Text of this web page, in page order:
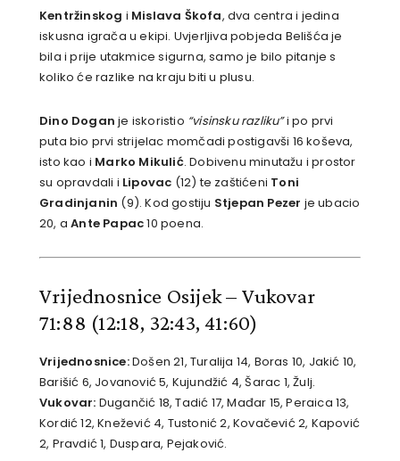
Kentržinskog i Mislava Škofa, dva centra i jedina
iskusna igrača u ekipi. Uvjerljiva pobjeda Belišća je
bila i prije utakmice sigurna, samo je bilo pitanje s
koliko će razlike na kraju biti u plusu.
Dino Dogan je iskoristio “visinsku razliku”i po prvi
puta bio prvi strijelac momčadi postigavši 16 koševa,
isto kao i Marko Mikulić. Dobivenu minutažu i prostor
su opravdali i Lipovac (12) te zaštićeni Toni
Gradinjanin (9). Kod gostiju Stjepan Pezer je ubacio
20, aAnte Papac10 poena.
Vrijednosnice Osijek – Vukovar
71:88 (12:18, 32:43, 41:60)
Vrijednosnice:Došen 21, Turalija 14, Boras 10, Jakić 10,
Barišić 6, Jovanović 5, Kujundžić 4, Šarac 1, Žulj.
Vukovar: Dugančić 18, Tadić 17, Mađar 15, Peraica 13,
Kordić 12, Knežević 4, Tustonić 2, Kovačević 2, Kapović
2, Pravdić 1, Duspara, Pejaković.